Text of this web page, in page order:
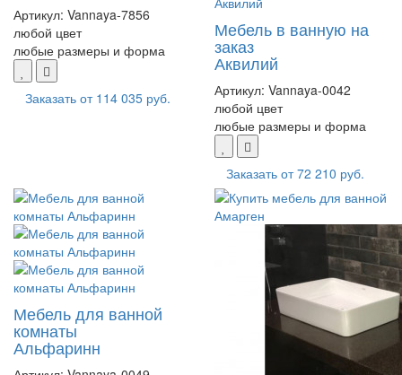
Артикул: Vannaya-7856
любой цвет
любые размеры и форма
Заказать от 114 035 руб.
Мебель в ванную на
заказ
Аквилий
Артикул: Vannaya-0042
любой цвет
любые размеры и форма
Заказать от72 210 руб.
Мебель для ванной
комнаты
Альфаринн